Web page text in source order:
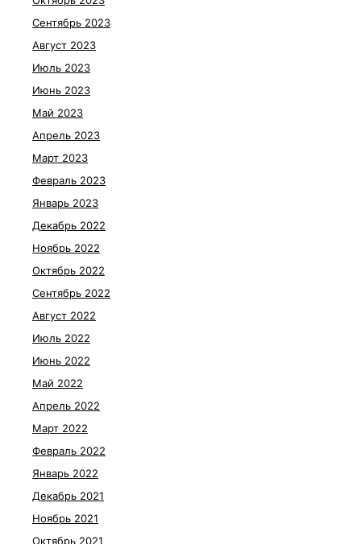
Сентябрь 2023
Август 2023
Июль 2023
Июнь 2023
Май 2023
Апрель 2023
Март 2023
Февраль 2023
Январь 2023
Декабрь 2022
Ноябрь 2022
Октябрь 2022
Сентябрь 2022
Август 2022
Июль 2022
Июнь 2022
Май 2022
Апрель 2022
Март 2022
Февраль 2022
Январь 2022
Декабрь 2021
Ноябрь 2021
Октябрь 2021